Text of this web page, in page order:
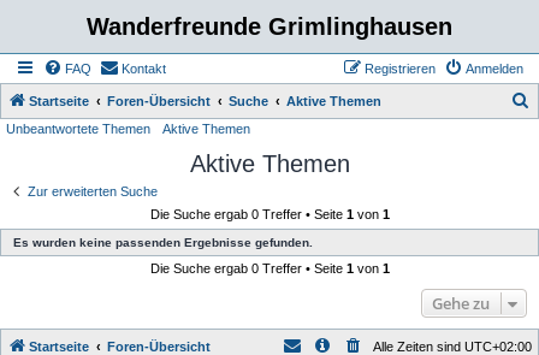
Wanderfreunde Grimlinghausen
FAQ Kontakt Anmelden
Registrieren
Startseite Foren-Übersicht Suche Aktive Themen
Unbeantwortete Themen Aktive Themen
Aktive Themen
Zur erweiterten Suche
Die Suche ergab 0 Treffer • Seite 1von 1
Es wurden keine passenden Ergebnisse gefunden.
Die Suche ergab 0 Treffer • Seite 1von 1
Gehe zu
Startseite Foren-Übersicht Alle Zeiten sind UTC+02:00